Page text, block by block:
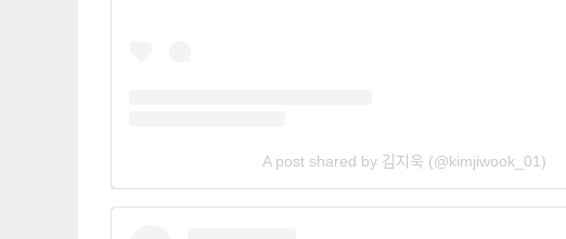
A post shared by 김지욱 (@kimjiwook_01)